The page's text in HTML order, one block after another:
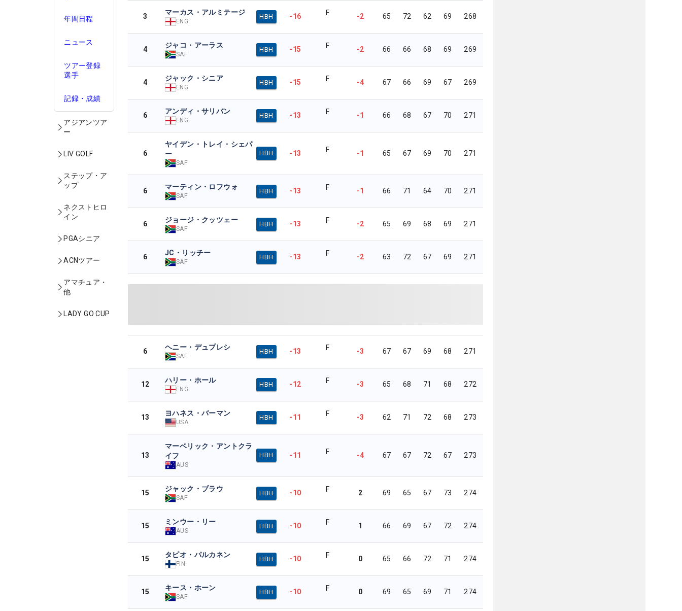
年間日程
ニュース
ツアー登録
選手
記録・成績
アジアンツア
ー
LIV GOLF
ステップ・ア
ップ
ネクストヒロ
イン
PGAシニア
ACNツアー
アマチュア・
他
LADY GO CUP
3 マーカス・アルミテージ
ENG
HBH -16 F -2 65 72 62 69 268
4 ジャコ・アーラス
SAF
HBH -15 F -2 66 66 68 69 269
4 ジャック・シニア
ENG
HBH -15 F -4 67 66 69 67 269
6 アンディ・サリバン
ENG
HBH -13 F -1 66 68 67 70 271
6
ヤイデン・トレイ・シェパ
ー
SAF
HBH -13 F -1 65 67 69 70 271
6 マーティン・ロフウォ
SAF
HBH -13 F -1 66 71 64 70 271
6 ジョージ・クッツェー
SAF
HBH -13 F -2 65 69 68 69 271
6 JC・リッチー
SAF
HBH -13 F -2 63 72 67 69 271
6 ヘニー・デュプレシ
SAF
HBH -13 F -3 67 67 69 68 271
12 ハリー・ホール
ENG
HBH -12 F -3 65 68 71 68 272
13 ヨハネス・バーマン
USA
HBH -11 F -3 62 71 72 68 273
13
マーベリック・アントクラ
イフ
AUS
HBH -11 F -4 67 67 72 67 273
15 ジャック・ブラウ
SAF
HBH -10 F 2 69 65 67 73 274
15 ミンウー・リー
AUS
HBH -10 F 1 66 69 67 72 274
15 タピオ・パルカネン
FIN
HBH -10 F 0 65 66 72 71 274
15 キース・ホーン
SAF
HBH -10 F 0 69 65 69 71 274